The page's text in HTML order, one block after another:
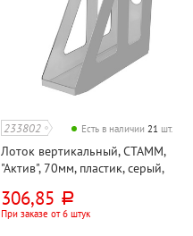
233802 Есть в наличии21 шт.
Лоток вертикальный, СТАММ,
"Актив", 70мм, пластик, серый,
306,85 руб.
При заказе от 6 штук